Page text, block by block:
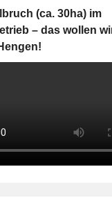
(ca. 30ha) im
– das wollen